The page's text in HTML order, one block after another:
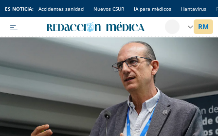
ES NOTICIA: Accidentes sanidad Nuevos CSUR IA para médicos Hantavirus